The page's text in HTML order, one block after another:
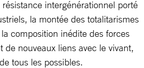
intergénérationnel porté
la montée des totalitarismes
composition inédite des forces
nouveaux liens avec le vivant,
tous les possibles.